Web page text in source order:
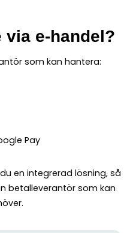
e-handel?
som kan hantera:
Pay
en integrerad lösning, så
betalleverantör som kan